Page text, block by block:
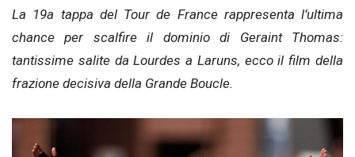
La 19a tappa del Tour de France rappresenta l’ultima
chance per scalfire il dominio di Geraint Thomas:
tantissime salite da Lourdes a Laruns, ecco il film della
frazione decisiva della Grande Boucle.